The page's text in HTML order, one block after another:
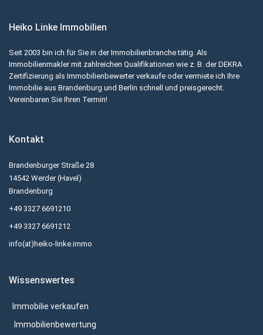
Heiko Linke Immobilien
Seit 2003 bin ich für Sie in der Immobilienbranche tätig. Als
Immobilienmakler mit zahlreichen Qualifikationen wie z. B. der DEKRA
Zertifizierung als Immobilienbewerter verkaufe oder vermiete ich Ihre
Immobilie aus Brandenburg und Berlin schnell und preisgerecht.
Vereinbaren Sie Ihren Termin!
Kontakt
Brandenburger Straße 28
14542 Werder (Havel)
Brandenburg
+49 3327 6691210
+49 3327 6691212
info(at)heiko-linke.immo
Wissenswertes
Immobilie verkaufen
Immobilienbewertung